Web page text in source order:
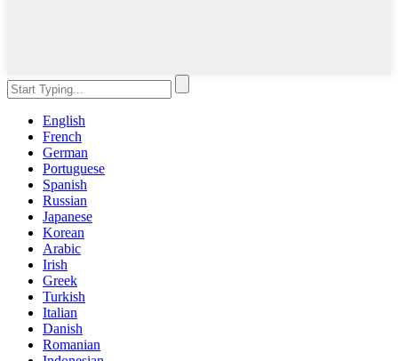
English
French
German
Portuguese
Spanish
Russian
Japanese
Korean
Arabic
Irish
Greek
Turkish
Italian
Danish
Romanian